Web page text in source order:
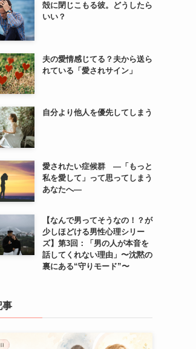
殻に閉じこもる彼。どうしたら
いい？
夫の愛情感じてる？夫から送ら
れている「愛されサイン」
自分より他人を優先してしまう
愛されたい症候群 ―「もっと
私を愛して」って思ってしまう
あなたへ―
【なんで男ってそうなの！？が
少しほどける男性心理シリー
ズ】第3回：「男の人が本音を
話してくれない理由」〜沈黙の
裏にある“守りモード”〜
事